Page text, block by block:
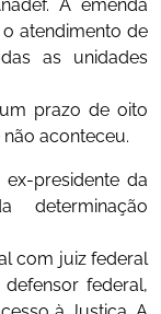
A emenda
atendimento de
as unidades
prazo de oito
aconteceu.
presidente da
com juiz federal
federal,